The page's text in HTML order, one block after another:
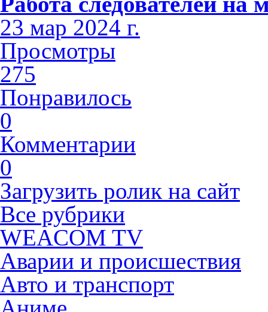
23 мар 2024 г.
Просмотры
275
Понравилось
0
Комментарии
0
Загрузить ролик на сайт
Все рубрики
WEACOM TV
Аварии и происшествия
Авто и транспорт